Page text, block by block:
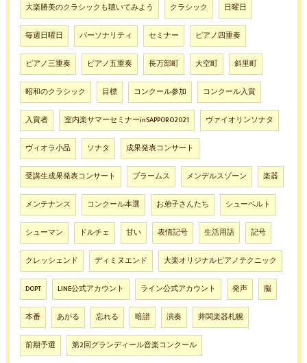
大楽勝美のクラシックも聴いてみよう クラシック 日曜日
毎週日曜日 パーソナリティ セミナー ピアノ四重奏
ピアノ三重奏 ピアノ五重奏 長万部町 大空町 斜里町
昭和のクラシック 目標 コンクール参加 コンクール入賞
入賞者 室内楽サマーセミナーinSAPPORO2021 ヴァイオリンソナタ
ヴィオラ小品 ソナタ 成果発表コンサート
受講生成果発表コンサート ブラームス メンデルスゾーン 楽器
メンテナンス コンクール本選 お弟子さんたち シューベルト
シューマン ドルチェ 甘い 表情記号 生活用語 記号
クレッシェンド ディミヌエンド 大楽オリジナルピアノテクニック
DOPT LINE公式アカウント ライン公式アカウント 発声 脳
本番 あがる 忘れる 暗譜 演奏 井関楽器札幌
前期予選 第2回グランディール音楽コンクール